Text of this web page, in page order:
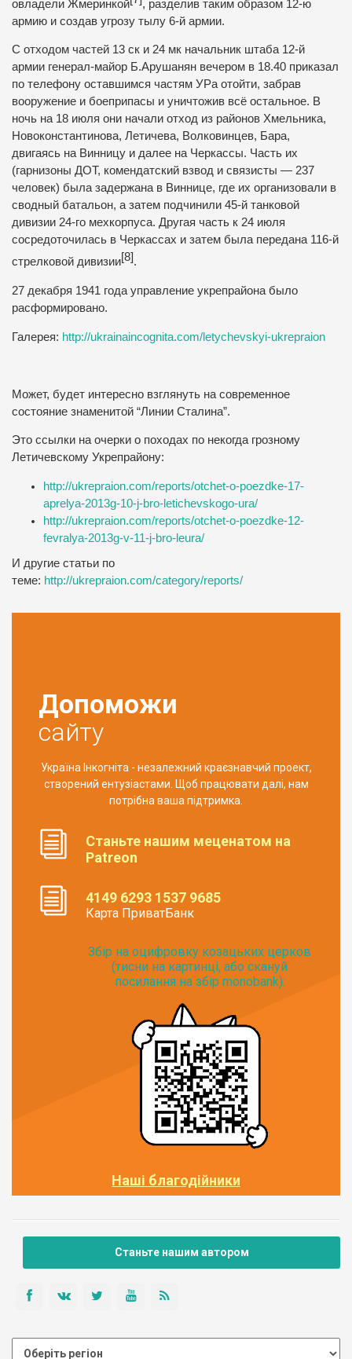
овладели Жмеринкой
, разделив таким образом 12-ю
армию и создав угрозу тылу 6-й армии.
С отходом частей 13 ск и 24 мк начальник штаба 12-й
армии генерал-майор Б.Арушанян вечером в 18.40 приказал
по телефону оставшимся частям УРа отойти, забрав
вооружение и боеприпасы и уничтожив всё остальное. В
ночь на 18 июля они начали отход из районов Хмельника,
Новоконстантинова, Летичева, Волковинцев, Бара,
двигаясь на Винницу и далее на Черкассы. Часть их
(гарнизоны ДОТ, комендатский взвод и связисты — 237
человек) была задержана в Виннице, где их организовали в
сводный батальон, а затем подчинили 45-й танковой
дивизии 24-го мехкорпуса. Другая часть к 24 июля
сосредоточилась в Черкассах и затем была передана 116-й
стрелковой дивизии[8].
27 декабря 1941 года управление укрепрайона было
расформировано.
Галерея: http://ukrainaincognita.com/letychevskyi-ukrepraion
Может, будет интересно взглянуть на современное
состояние знаменитой “Линии Сталина”.
Это ссылки на очерки о походах по некогда грозному
Летичевскому Укрепрайону:
http://ukrepraion.com/reports/otchet-o-poezdke-17-
aprelya-2013g-10-j-bro-letichevskogo-ura/
http://ukrepraion.com/reports/otchet-o-poezdke-12-
fevralya-2013g-v-11-j-bro-leura/
И другие статьи по
теме: http://ukrepraion.com/category/reports/
Допоможи
сайту
Україна Інкогніта - незалежний краєзнавчий проект,
створений ентузіастами. Щоб працювати далі, нам
потрібна ваша підтримка.
Станьте нашим меценатом на
Patreon
4149 6293 1537 9685
Карта ПриватБанк
Збір на оцифровку козацьких церков
(тисни на картинці, або скануй
посилання на збір monobank):
Наші благодійники
Станьте нашим автором